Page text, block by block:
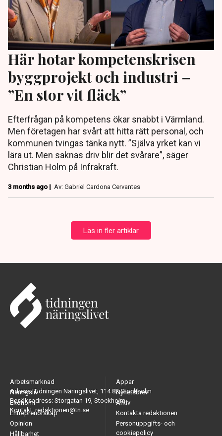
Här hotar kompetenskrisen
byggprojekt och industri –
”En stor vit fläck”
Efterfrågan på kompetens ökar snabbt i Värmland.
Men företagen har svårt att hitta rätt personal, och
kommunen tvingas tänka nytt. ”Själva yrket kan vi
lära ut. Men saknas driv blir det svårare”, säger
Christian Holm på Infrakraft.
3 months ago | Av: Gabriel Cardona Cervantes
Läs in fler artiklar
Adress: Tidningen Näringslivet, 114 82 Stockholm
Besöksadress: Storgatan 19, Stockholm
Kontakt: redaktionen@tn.se
Arbetsmarknad
Näringsliv
Ekonomi
Entreprenörskap
Opinion
Hållbarhet
Appar
Nyhetsbrev
Arkiv
Kontakta redaktionen
Personuppgifts- och
cookiepolicy